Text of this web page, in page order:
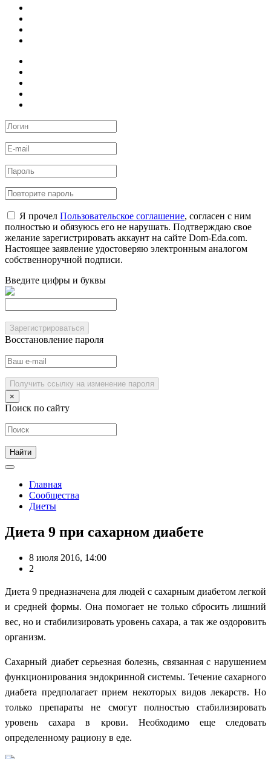
Я прочел Пользовательское соглашение, согласен с ним
полностью и обязуюсь его не нарушать. Подтверждаю свое
желание зарегистрировать аккаунт на сайте Dom-Eda.com.
Настоящее заявление удостоверяю электронным аналогом
собственноручной подписи.
Введите цифры и буквы
Зарегистрироваться
Восстановление пароля
Получить ссылку на изменение пароля
×
Поиск по сайту
Главная
Сообщества
Диеты
Диета 9 при сахарном диабете
8 июля 2016, 14:00
2
Диета 9 предназначена для людей с сахарным диабетом легкой
и средней формы. Она помогает не только сбросить лишний
вес, но и стабилизировать уровень сахара, а так же оздоровить
организм.
Сахарный диабет серьезная болезнь, связанная с нарушением
функционирования эндокринной системы. Течение сахарного
диабета предполагает прием некоторых видов лекарств. Но
только препараты не смогут полностью стабилизировать
уровень сахара в крови. Необходимо еще следовать
определенному рациону в еде.